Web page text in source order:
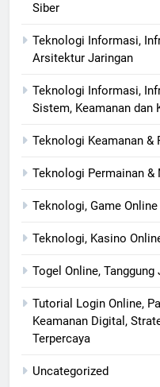
Siber
Teknologi Informasi,
Arsitektur Jaringan
Teknologi Informasi,
Sistem, Keamanan dan
Teknologi Keamanan &
Teknologi Permainan &
Teknologi, Game Online
Teknologi, Kasino
Togel Online, Tanggung
Tutorial Login Online,
Keamanan Digital,
Terpercaya
Uncategorized